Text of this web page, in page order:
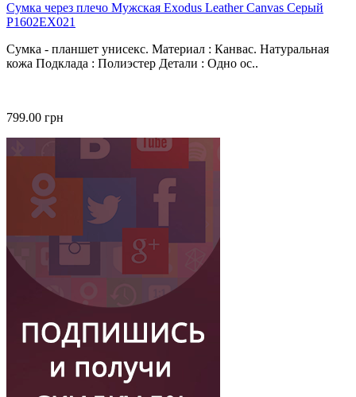
Сумка через плечо Мужская Exodus Leather Canvas Серый
P1602EX021
Сумка - планшет унисекс. Материал : Канвас. Натуральная
кожа Подклада : Полиэстер Детали : Одно ос..
799.00 грн